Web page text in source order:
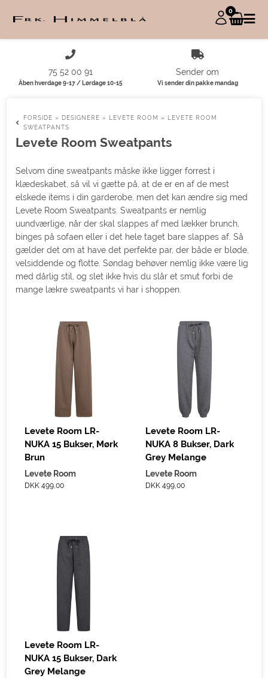
0
75 52 00 91
Åben hverdage 9-17 / Lørdage 10-15
Sender om
Vi sender din pakke mandag
FORSIDE » DESIGNERE » LEVETE ROOM »
LEVETE ROOM
SWEATPANTS
Levete Room Sweatpants
Selvom dine sweatpants måske ikke ligger forrest i
klædeskabet, så vil vi gætte på, at de er en af de mest
elskede items i din garderobe, men det kan ændre sig med
Levete Room Sweatpants. Sweatpants er nemlig
uundværlige, når der skal slappes af med lækker brunch,
binges på sofaen eller i det hele taget bare slappes af. Så
gælder det om at have det perfekte par, der både er bløde,
velsiddende og flotte. Søndag behøver nemlig ikke være lig
med dårlig stil, og slet ikke hvis du slår et smut forbi de
mange lækre sweatpants vi har i shoppen.
Levete Room LR-
NUKA 15 Bukser, Mørk
Brun
Levete Room
DKK 499,00
Levete Room LR-
NUKA 8 Bukser, Dark
Grey Melange
Levete Room
DKK 499,00
Levete Room LR-
NUKA 15 Bukser, Dark
Grey Melange